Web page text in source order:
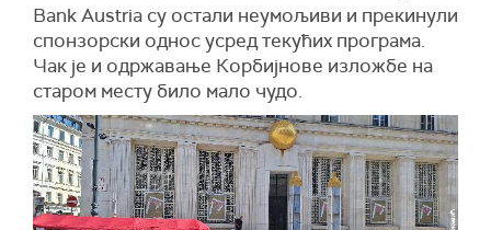
Bank Austria су остали неумољиви и прекинули
спонзорски однос усред текућих програма.
Чак је и одржавање Корбијнове изложбе на
старом месту било мало чудо.